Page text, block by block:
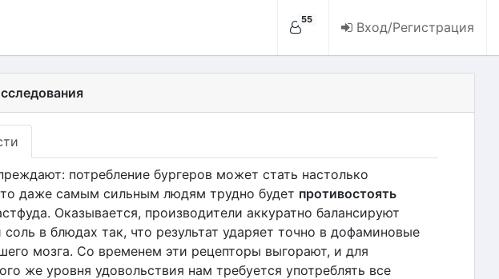
55 Вход/Регистрация
потребление бургеров может стать настолько
даже самым сильным людям трудно будет противостоять
Оказывается, производители аккуратно балансируют
в блюдах так, что результат ударяет точно в дофаминовые
мозга. Со временем эти рецепторы выгорают, и для
же уровня удовольствия нам требуется употреблять все